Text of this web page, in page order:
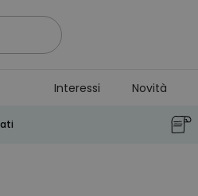
Interessi Novità